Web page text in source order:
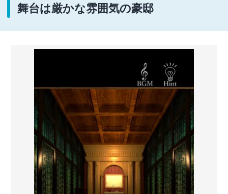
舞台は厳かな雰囲気の豪邸